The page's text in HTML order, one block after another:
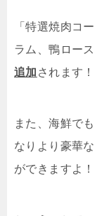
「特選焼肉コ
ラム、鴨ロー
追加 されます！
また、海鮮で
なりより豪華
ができますよ！